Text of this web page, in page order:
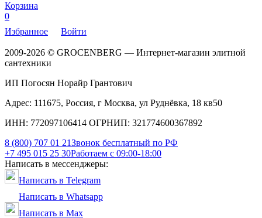
Корзина
0
Избранное
Войти
2009-2026 © GROCENBERG — Интернет-магазин элитной
сантехники
ИП Погосян Норайр Грантович
Адрес: 111675, Россия, г Москва, ул Руднёвка, 18 кв50
ИНН: 772097106414 ОГРНИП: 321774600367892
8 (800) 707 01 21Звонок бесплатный по РФ
+7 495 015 25 30Работаем с 09:00-18:00
Написать в мессенджеры:
Написать в Telegram
Написать в Whatsapp
Написать в Max